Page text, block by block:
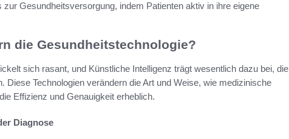
Gesundheitsversorgung, indem Patienten aktiv in ihre eigene
die Gesundheitstechnologie?
sich rasant, und Künstliche Intelligenz trägt wesentlich dazu bei, die
Diese Technologien verändern die Art und Weise, wie medizinische
Effizienz und Genauigkeit erheblich.
Diagnose